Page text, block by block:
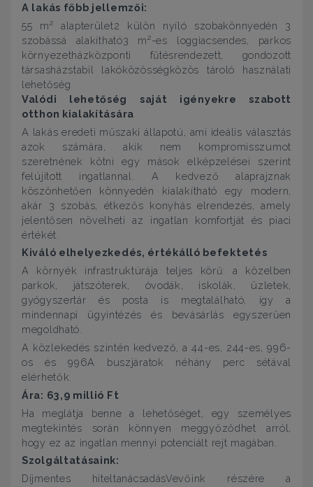
A lakás főbb jellemzői:
55 m² alapterület2 külön nyíló szobakönnyedén 3
szobássá alakítható3 m²-es loggiacsendes, parkos
környezetházközponti fűtésrendezett, gondozott
társasházstabil lakóközösségközös tároló használati
lehetőség
Valódi lehetőség saját igényekre szabott
otthon kialakítására
A lakás eredeti műszaki állapotú, ami ideális választás
azok számára, akik nem kompromisszumot
szeretnének kötni egy mások elképzelései szerint
felújított ingatlannal. A kedvező alaprajznak
köszönhetően könnyedén kialakítható egy modern,
akár 3 szobás, étkezős konyhás elrendezés, amely
jelentősen növelheti az ingatlan komfortját és piaci
értékét.
Kiváló elhelyezkedés, értékálló befektetés
A környék infrastruktúrája teljes körű: a közelben
parkok, játszóterek, óvodák, iskolák, üzletek,
gyógyszertár és posta is megtalálható, így a
mindennapi ügyintézés és bevásárlás egyszerűen
megoldható.
A közlekedés szintén kedvező, a 44-es, 244-es, 996-
os és 996A buszjáratok néhány perc sétával
elérhetők.
Ára: 63,9 millió Ft
Ha meglátja benne a lehetőséget, egy személyes
megtekintés során könnyen meggyőződhet arról,
hogy ez az ingatlan mennyi potenciált rejt magában.
Szolgáltatásaink:
Díjmentes hiteltanácsadásVevőink részére a